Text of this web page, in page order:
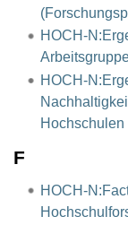
HOCH-
HOCH-
Hochschulen
F
HOCH-